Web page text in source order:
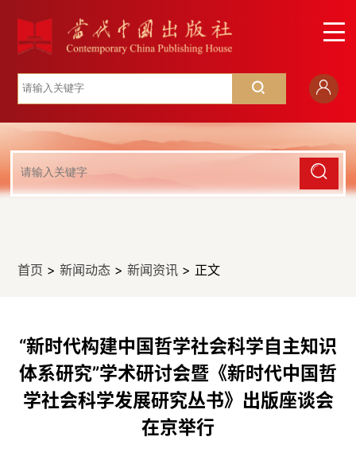
首页 >新闻动态 >新闻资讯 > 正文
“新时代构建中国哲学社会科学自主知识
体系研究”学术研讨会暨《新时代中国哲
学社会科学发展研究丛书》出版座谈会
在京举行